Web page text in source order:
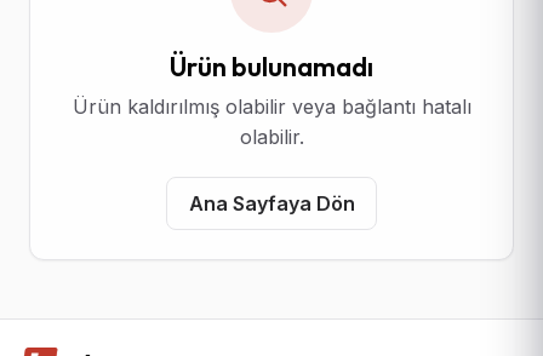
Ürün bulunamadı
Ürün kaldırılmış olabilir veya bağlantı hatalı
olabilir.
Ana Sayfaya Dön